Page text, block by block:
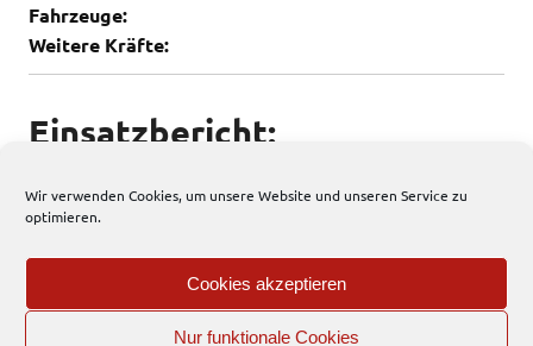
Wir verwenden Cookies, um unsere Website und unseren Service zu
optimieren.
Cookies akzeptieren
Nur funktionale Cookies
Fahrzeuge:
Weitere Kräfte:
Einsatzbericht:
Allgemein